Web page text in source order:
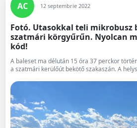
AC 12 septembrie 2022
Fotó. Utasokkal teli mikrobusz
szatmári körgyűrűn. Nyolcan
kód!
A baleset ma délután 15 óra 37 perckor
a szatmári kerülőút bekötő szakaszán. A